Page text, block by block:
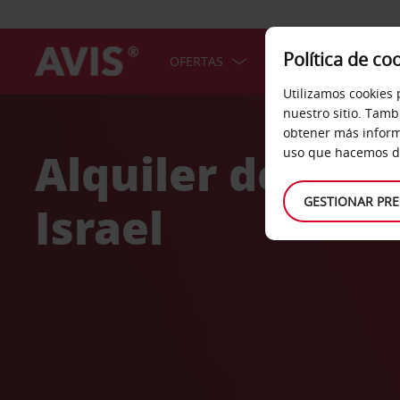
OFERTAS COCHES
Alquiler de
Israel
Política de
Utilizamos
nuestro sitio.
obtener más
uso que hacemos
GESTIONAR